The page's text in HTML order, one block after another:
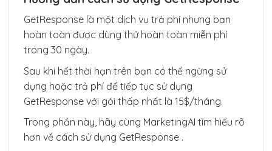
GetResponse là một dịch vụ trả phí nhưng bạn
hoàn toàn được dùng thử hoàn toàn miễn phí
trong 30 ngày.
Sau khi hết thời hạn trên bạn có thể ngừng sử
dụng hoặc trả phí để tiếp tục sử dụng
GetResponse với gói thấp nhất là 15$/tháng.
Trong phần này, hãy cùng MarketingAI tìm hiểu rõ
hơn về cách sử dụng GetResponse .